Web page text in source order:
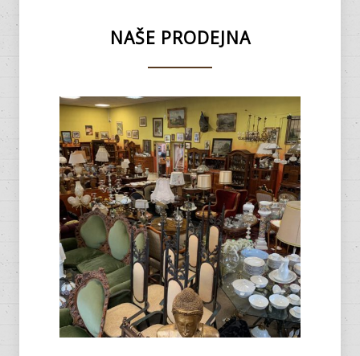
NAŠE PRODEJNA